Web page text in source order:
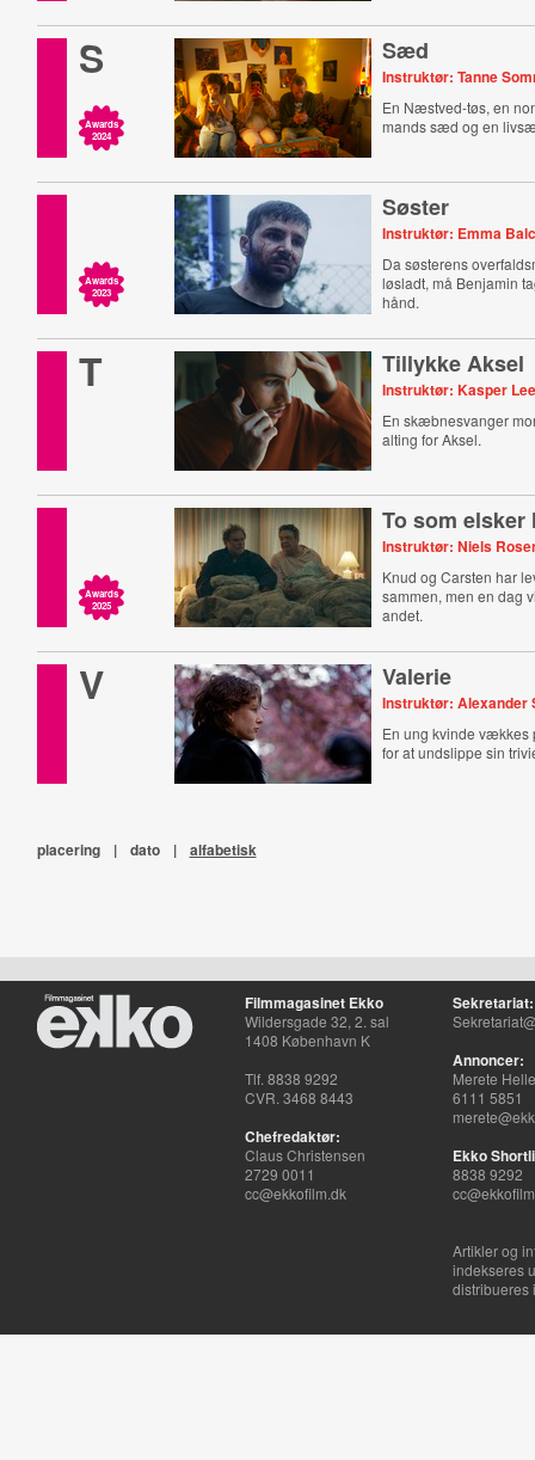
S
Awards
2024
Sæd
Instruktør: Tanne
En Næstved-tøs, en
mands sæd og en
Awards
2023
Søster
Instruktør: Emma
Da søsterens
løsladt, må Benjamin
hånd.
T Tillykke Aksel
Instruktør: Kasper
En skæbnesvanger
alting for Aksel.
Awards
2025
To som elsker
Instruktør: Niels
Knud og Carsten har
sammen, men en dag
andet.
V Valerie
Instruktør: Alexander
En ung kvinde
for at undslippe sin
placering | dato | alfabetisk
Filmmagasinet Ekko
Wildersgade 32, 2. sal
1408 København K
Tlf. 8838 9292
CVR. 3468 8443
Chefredaktør:
Claus Christensen
2729 0011
cc@ekkofilm.dk
Sekretariat:
Annoncer:
Merete
6111 5851
Ekko
8838 9292
Artikler og
indekseres
distribueres